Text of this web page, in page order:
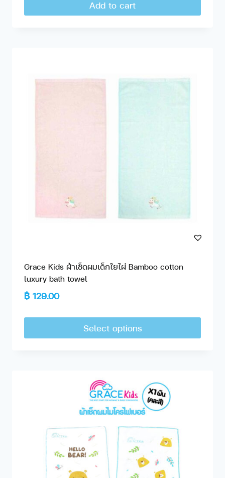
Add to cart
Grace Kids ผ้าเช็ดผมเด็กใยไผ่ Bamboo cotton
luxury bath towel
฿ 129.00
Select options